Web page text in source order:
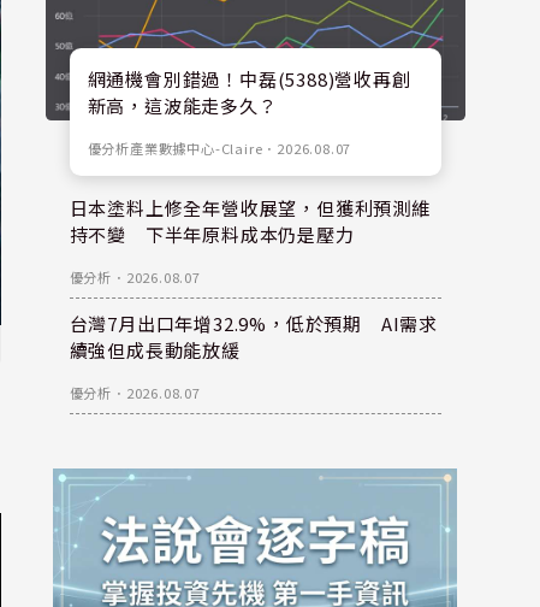
網通機會別錯過！中磊(5388)營收再創
新高，這波能走多久？
優分析產業數據中心-Claire ． 2026.08.07
日本塗料上修全年營收展望，但獲利預測維
持不變 下半年原料成本仍是壓力
優分析 ． 2026.08.07
台灣7月出口年增32.9%，低於預期 AI需求
續強但成長動能放緩
優分析 ． 2026.08.07